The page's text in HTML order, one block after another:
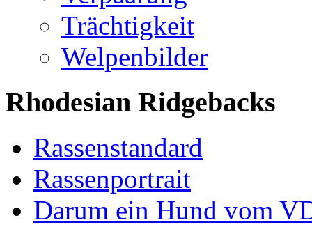
Trächtigkeit
Welpenbilder
Rhodesian Ridgebacks
Rassenstandard
Rassenportrait
Darum ein Hund vom